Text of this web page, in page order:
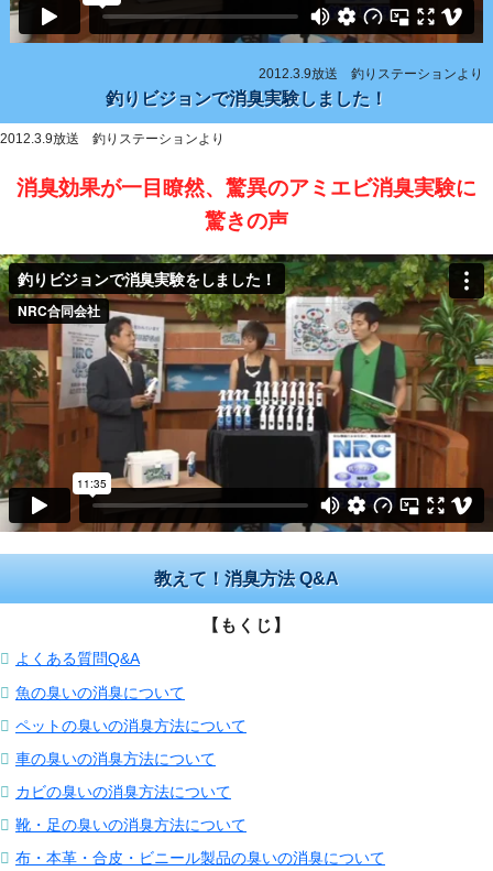
2012.3.9放送 釣りステーションより
釣りビジョンで消臭実験しました！
2012.3.9放送 釣りステーションより
消臭効果が一目瞭然、驚異のアミエビ消臭実験に
驚きの声
教えて！消臭方法 Q&A
【もくじ】
よくある質問Q&A
魚の臭いの消臭について
ペットの臭いの消臭方法について
車の臭いの消臭方法について
カビの臭いの消臭方法について
靴・足の臭いの消臭方法について
布・本革・合皮・ビニール製品の臭いの消臭について